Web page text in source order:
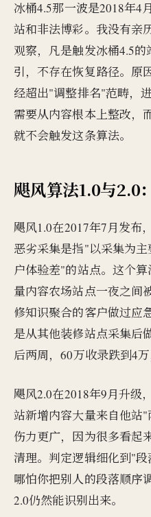
冰桶4.5那一波是2018年4
站和非法博彩。我没有亲
观察，凡是触发冰桶4.5
引，不存在恢复路径。
经超出"调整排名"范畴，
需要从内容根本上整改，
就不会触发这条算法。
飓风算法1.0与2.0
飓风1.0在2017年7月发布
恶劣采集是指"以采集为
户体验差"的站点。这个
量内容农场站点一夜之间
修知识聚合的客户做过
是从其他装修站点采集后
后两周，60万收录跌到4万
飓风2.0在2018年9月升级
站新增内容大量来自他站
伤力更广，因为很多看起
清理。判定逻辑细化到"
哪怕你把别人的段落顺序
2.0仍然能识别出来。